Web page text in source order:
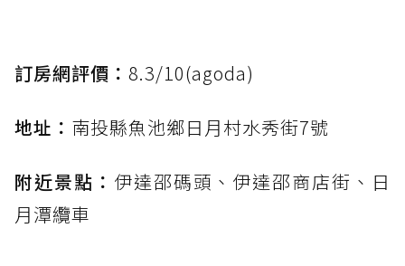
訂房網評價： 8.3/10(agoda)
地址： 南投縣魚池鄉日月村水秀街7號
附近景點： 伊達邵碼頭、伊達邵商店街、日
月潭纜車